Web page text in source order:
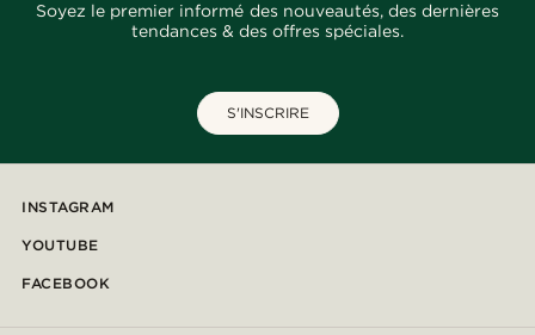
Soyez le premier informé des nouveautés, des dernières
tendances & des offres spéciales.
S'INSCRIRE
INSTAGRAM
YOUTUBE
FACEBOOK